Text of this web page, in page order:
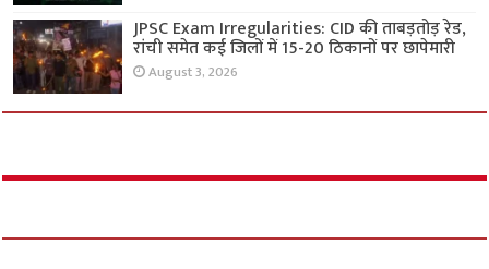
JPSC Exam Irregularities: CID की ताबड़तोड़ रेड,
रांची समेत कई जिलों में 15-20 ठिकानों पर छापेमारी
August 3, 2026